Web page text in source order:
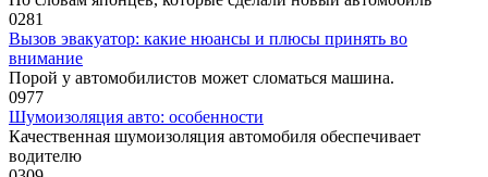
0281
Вызов эвакуатор: какие нюансы и плюсы принять во
внимание
Порой у автомобилистов может сломаться машина.
0977
Шумоизоляция авто: особенности
Качественная шумоизоляция автомобиля обеспечивает
водителю